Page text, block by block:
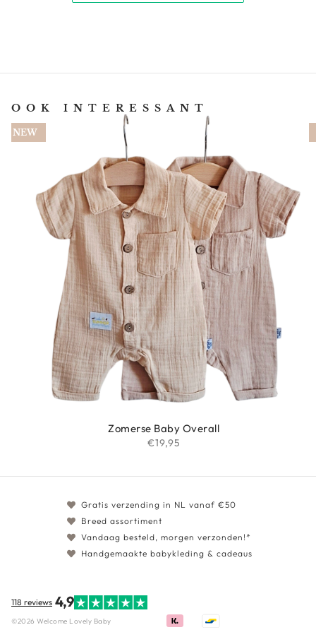
OOK INTERESSANT
NEW
Zomerse Baby Overall
€19,95
Gratis verzending in NL vanaf €50
Breed assortiment
Vandaag besteld, morgen verzonden!*
Handgemaakte babykleding & cadeaus
©2026 Welcome Lovely Baby
118 reviews 4,9